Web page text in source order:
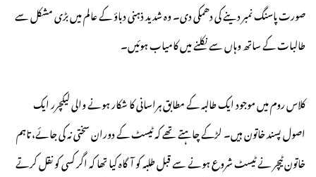
صورت پاسنگ نمبر دینے کی دھمکی دی۔ وہ شدید ذہنی دباؤ کے عالم میں بڑی مشکل سے
طالبات کے ساتھ وہاں سے نکلنے میں کامیاب ہوئیں۔
کلاس روم میں موجود ایک طالبہ کے مطابق ہراسانی کا شکار ہونے والی لیکچرر ایک
اصول پسند خاتون ہیں۔ لڑکے چاہتے تھے کہ ٹیسٹ کے دوران سختی نہ کی جائے، تاہم
خاتون ٹیچر نے ٹیسٹ شروع ہونے سے قبل طلبہ کو آگاہ کیا تھا کہ اگر کسی کو نقل کرتے